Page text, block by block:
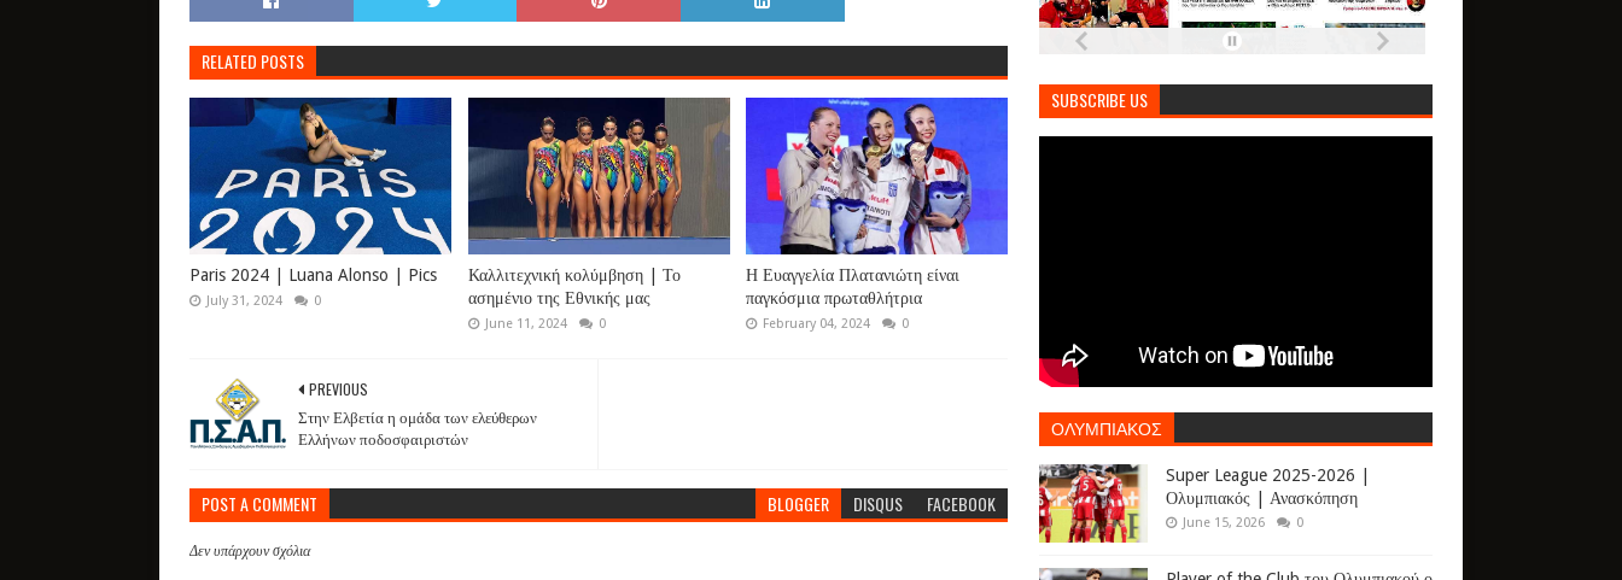
RELATED POSTS
Paris 2024 | Luana Alonso | Pics
July 31, 2024 0
Καλλιτεχνική κολύμβηση | Το
ασημένιο της Εθνικής μας
June 11, 2024 0
Η Ευαγγελία Πλατανιώτη είναι
παγκόσμια πρωταθλήτρια
February 04, 2024 0
PREVIOUS
Στην Ελβετία η ομάδα των ελεύθερων
Ελλήνων ποδοσφαιριστών
POST A COMMENT BLOGGER DISQUS FACEBOOK
Δεν υπάρχουν σχόλια
SUBSCRIBE US
ΟΛΥΜΠΙΑΚΟΣ
Super League 2025-2026 |
Ολυμπιακός | Ανασκόπηση
June 15, 2026 0